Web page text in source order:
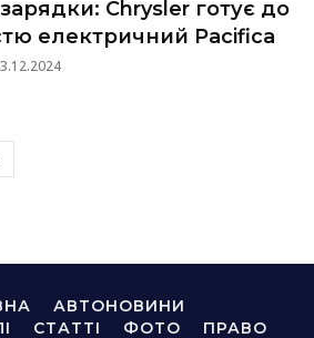
Chrysler готує до
електричний Pacifica
АВТОНОВИНИ
СТАТТІ ФОТО ПРАВО